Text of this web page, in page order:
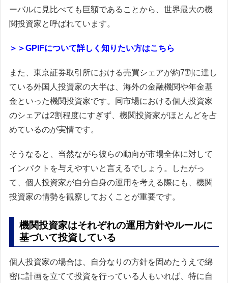
ーバルに見比べても巨額であることから、世界最大の機
関投資家と呼ばれています。
＞＞GPIFについて詳しく知りたい方はこちら
また、東京証券取引所における売買シェアが約7割に達し
ている外国人投資家の大半は、海外の金融機関や年金基
金といった機関投資家です。同市場における個人投資家
のシェアは2割程度にすぎず、機関投資家がほとんどを占
めているのが実情です。
そうなると、当然ながら彼らの動向が市場全体に対して
インパクトを与えやすいと言えるでしょう。したがっ
て、個人投資家が自分自身の運用を考える際にも、機関
投資家の情勢を観察しておくことが重要です。
機関投資家はそれぞれの運用方針やルールに
基づいて投資している
個人投資家の場合は、自分なりの方針を固めたうえで綿
密に計画を立てて投資を行っている人もいれば、特に自